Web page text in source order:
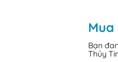
Bạn
Thủy